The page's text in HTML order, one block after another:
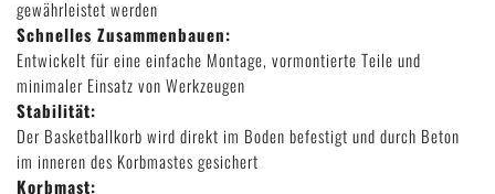
gewährleistet werden
Schnelles Zusammenbauen:
Entwickelt für eine einfache Montage, vormontierte Teile und
minimaler Einsatz von Werkzeugen
Stabilität:
Der Basketballkorb wird direkt im Boden befestigt und durch Beton
im inneren des Korbmastes gesichert
Korbmast: